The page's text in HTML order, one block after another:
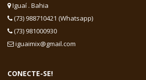
Iguaí . Bahia
(73) 988710421 (Whatsapp)
(73) 981000930
iguaimix@gmail.com
CONECTE-SE!